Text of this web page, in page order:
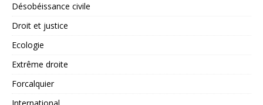
Désobéissance civile
Droit et justice
Ecologie
Extrême droite
Forcalquier